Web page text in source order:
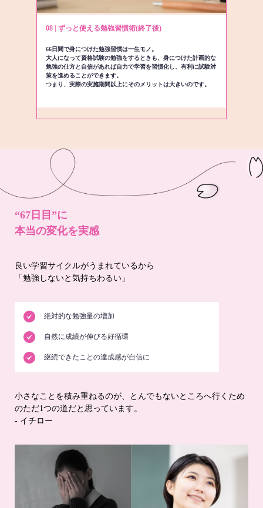
08 | ずっと使える勉強習慣術(終了後)
66日間で身につけた勉強習慣は一生モノ。
大人になって資格試験の勉強をするときも、身につけた計画的な
勉強の仕方と自信があれば自力で学習を習慣化し、有利に試験対
策を進めることができます。
つまり、実際の実施期間以上にそのメリットは大きいのです。
“67日目”に
本当の変化を実感
良い学習サイクルがうまれているから
「勉強しないと気持ちわるい」
絶対的な勉強量の増加
自然に成績が伸びる好循環
継続できたことの達成感が自信に
小さなことを積み重ねるのが、とんでもないところへ行くため
のただ1つの道だと思っています。
- イチロー